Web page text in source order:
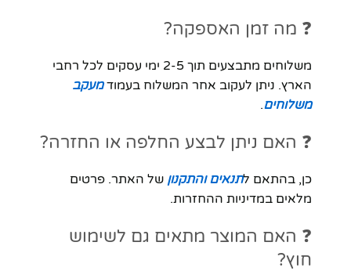
❓ מה זמן האספקה?
משלוחים מתבצעים תוך 2-5 ימי עסקים לכל רחבי
הארץ. ניתן לעקוב אחר המשלוח בעמודמעקב
משלוחים.
❓ האם ניתן לבצע החלפה או החזרה?
כן, בהתאם לתנאים והתקנון של האתר. פרטים
מלאים במדיניות ההחזרות.
❓ האם המוצר מתאים גם לשימוש
חוץ?